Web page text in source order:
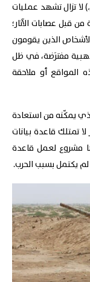
الحميرية (ظهرت عام 24 ق.م.) لا تزال تشهد عمليات
قبل عصابات الآثار؛
الذين يقومون
ذهبية مفترَضة، في ظل
أو ملاحقة
يمكّنه من استعادة
لا تمتلك قاعدة بيانات
مشروع لعمل قاعدة
لم يكتمل بسبب الحرب.